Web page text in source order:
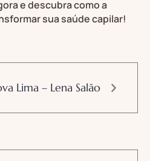
e descubra como a
sua saúde capilar!
Lima – Lena Salão